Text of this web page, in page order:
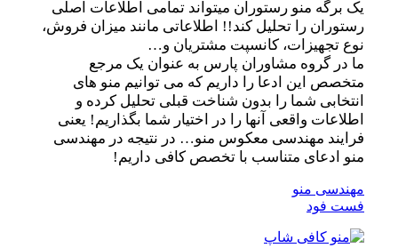
یک برگه منو رستوران میتواند تمامی اطلاعات اصلی
رستوران را تحلیل کند!! اطلاعاتی مانند میزان فروش،
نوع تجهیزات، کانسپت مشتریان و…
ما در گروه مشاوران پارس به عنوان یک مرجع
متخصص این ادعا را داریم که می توانیم منو های
انتخابی شما را بدون شناخت قبلی تحلیل کرده و
اطلاعات واقعی آنها را در اختیار شما بگذاریم! یعنی
فرایند مهندسی معکوس منو… در نتیجه در مهندسی
منو ادعای متناسب با تخصص کافی داریم!
مهندسی منو
فست فود